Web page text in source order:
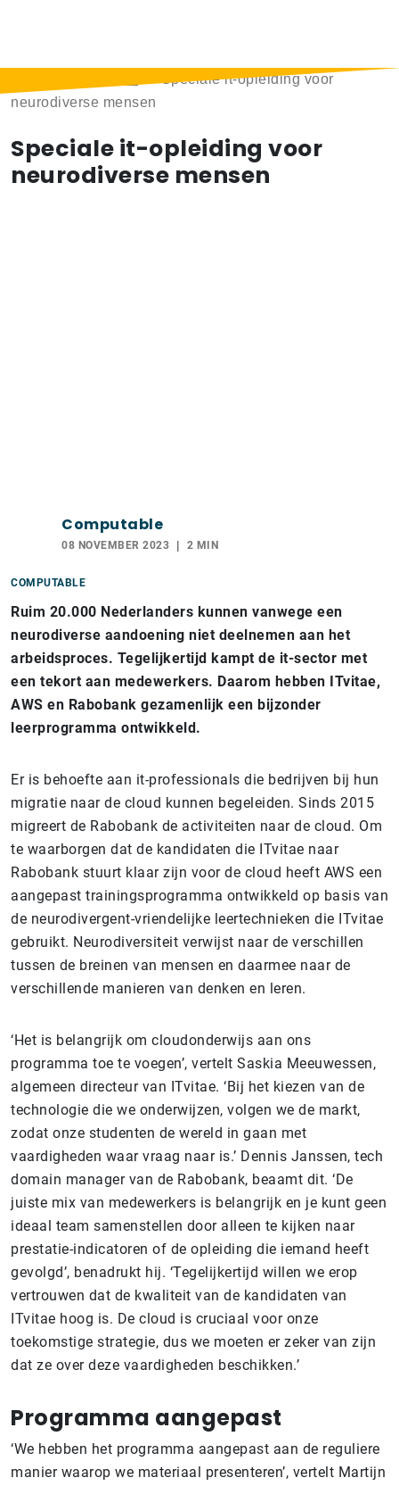
Speciale it-opleiding voor
neurodiverse mensen
Speciale it-opleiding voor
neurodiverse mensen
Computable
08 NOVEMBER 2023 2 MIN
COMPUTABLE
Ruim 20.000 Nederlanders kunnen vanwege een
neurodiverse aandoening niet deelnemen aan het
arbeidsproces. Tegelijkertijd kampt de it-sector met
een tekort aan medewerkers. Daarom hebben ITvitae,
AWS en Rabobank gezamenlijk een bijzonder
leerprogramma ontwikkeld.
Er is behoefte aan it-professionals die bedrijven bij hun
migratie naar de cloud kunnen begeleiden. Sinds 2015
migreert de Rabobank de activiteiten naar de cloud. Om
te waarborgen dat de kandidaten die ITvitae naar
Rabobank stuurt klaar zijn voor de cloud heeft AWS een
aangepast trainingsprogramma ontwikkeld op basis van
de neurodivergent-vriendelijke leertechnieken die ITvitae
gebruikt. Neurodiversiteit verwijst naar de verschillen
tussen de breinen van mensen en daarmee naar de
verschillende manieren van denken en leren.
‘Het is belangrijk om cloudonderwijs aan ons
programma toe te voegen’, vertelt Saskia Meeuwessen,
algemeen directeur van ITvitae. ‘Bij het kiezen van de
technologie die we onderwijzen, volgen we de markt,
zodat onze studenten de wereld in gaan met
vaardigheden waar vraag naar is.’ Dennis Janssen, tech
domain manager van de Rabobank, beaamt dit. ‘De
juiste mix van medewerkers is belangrijk en je kunt geen
ideaal team samenstellen door alleen te kijken naar
prestatie-indicatoren of de opleiding die iemand heeft
gevolgd’, benadrukt hij. ‘Tegelijkertijd willen we erop
vertrouwen dat de kwaliteit van de kandidaten van
ITvitae hoog is. De cloud is cruciaal voor onze
toekomstige strategie, dus we moeten er zeker van zijn
dat ze over deze vaardigheden beschikken.’
Programma aangepast
‘We hebben het programma aangepast aan de reguliere
manier waarop we materiaal presenteren’, vertelt Martijn